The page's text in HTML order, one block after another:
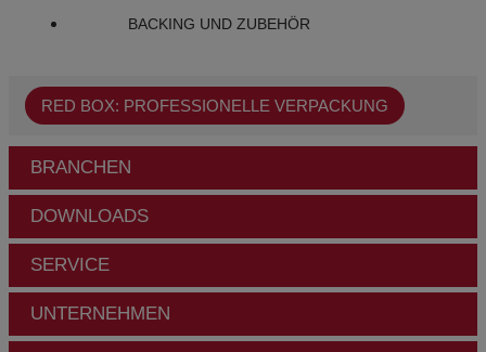
BACKING UND ZUBEHÖR
RED BOX: PROFESSIONELLE VERPACKUNG
BRANCHEN
DOWNLOADS
SERVICE
UNTERNEHMEN